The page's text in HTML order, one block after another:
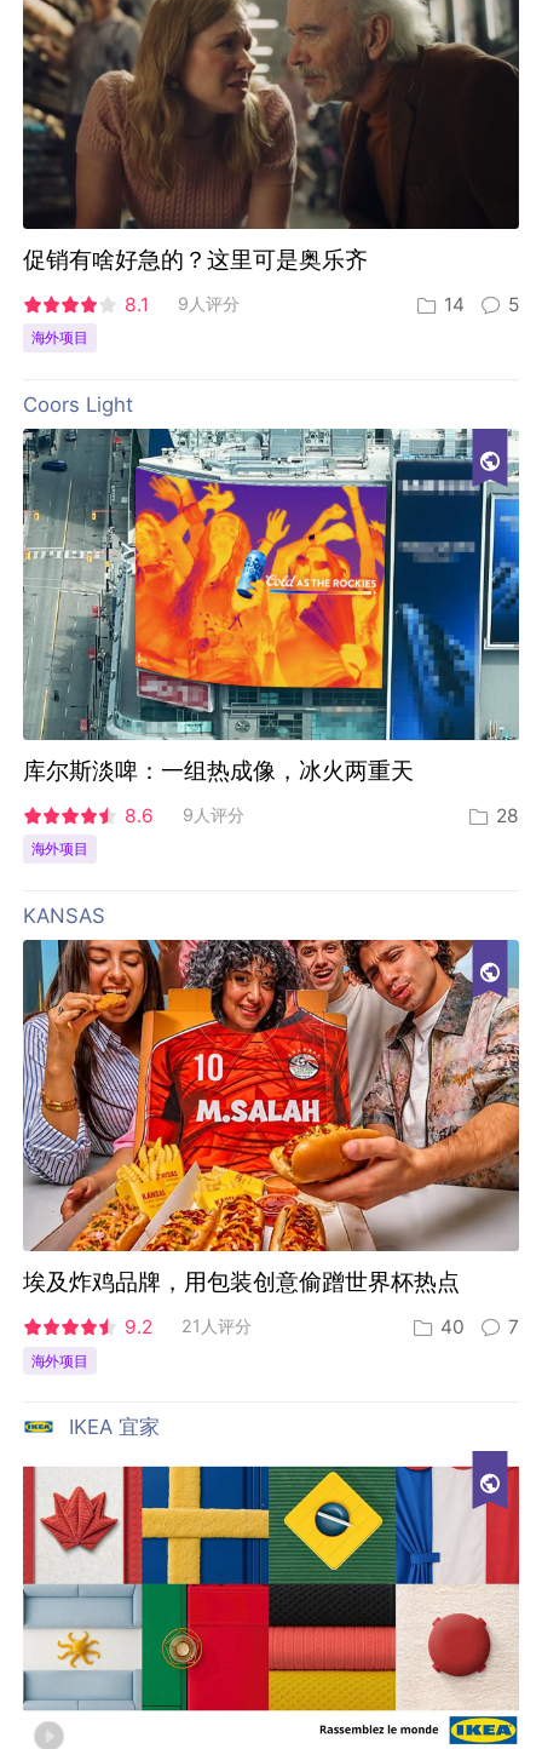
促销有啥好急的？这里可是奥乐齐
8.1 9人评分 14 5
海外项目
Coors Light
库尔斯淡啤：一组热成像，冰火两重天
8.6 9人评分 28
海外项目
KANSAS
埃及炸鸡品牌，用包装创意偷蹭世界杯热点
9.2 21人评分 40 7
海外项目
IKEA 宜家